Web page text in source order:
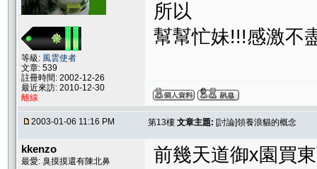
等級: 風雲使者
文章: 539
註冊時間: 2002-12-26
最近來訪: 2010-12-30
離線
所以
幫幫忙妹!!!感激不
2003-01-06 11:16 PM 第13樓 文章主題: [討論]領養浪貓的概念
kkenzo
最愛: 臭摸摸還有陳北鼻
前幾天道御x園買